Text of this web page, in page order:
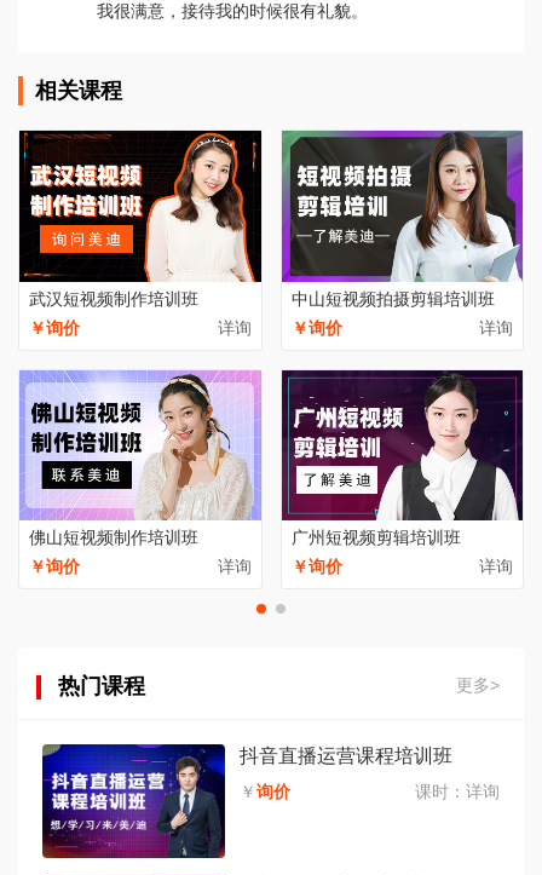
我很满意，接待我的时候很有礼貌。
相关课程
武汉短视频制作培训班
￥询价
详询
中山短视频拍摄剪辑培训班
￥询价
详询
佛山短视频制作培训班
￥询价
详询
广州短视频剪辑培训班
￥询价
详询
热门课程 更多>
抖音直播运营课程培训班
￥询价 课时： 详询